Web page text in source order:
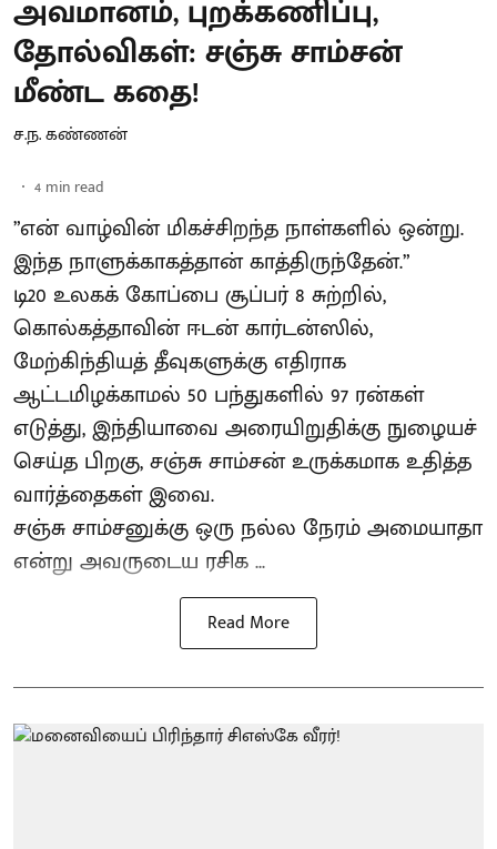
அவமானம், புறக்கணிப்பு,
தோல்விகள்: சஞ்சு சாம்சன்
மீண்ட கதை!
ச.ந. கண்ணன்
4 min read
”என் வாழ்வின் மிகச்சிறந்த நாள்களில் ஒன்று.
இந்த நாளுக்காகத்தான் காத்திருந்தேன்.”
டி20 உலகக் கோப்பை சூப்பர் 8 சுற்றில்,
கொல்கத்தாவின் ஈடன் கார்டன்ஸில்,
மேற்கிந்தியத் தீவுகளுக்கு எதிராக
ஆட்டமிழக்காமல் 50 பந்துகளில் 97 ரன்கள்
எடுத்து, இந்தியாவை அரையிறுதிக்கு நுழையச்
செய்த பிறகு, சஞ்சு சாம்சன் உருக்கமாக உதித்த
வார்த்தைகள் இவை.
சஞ்சு சாம்சனுக்கு ஒரு நல்ல நேரம் அமையாதா
என்று அவருடைய ரசிக ...
Read More